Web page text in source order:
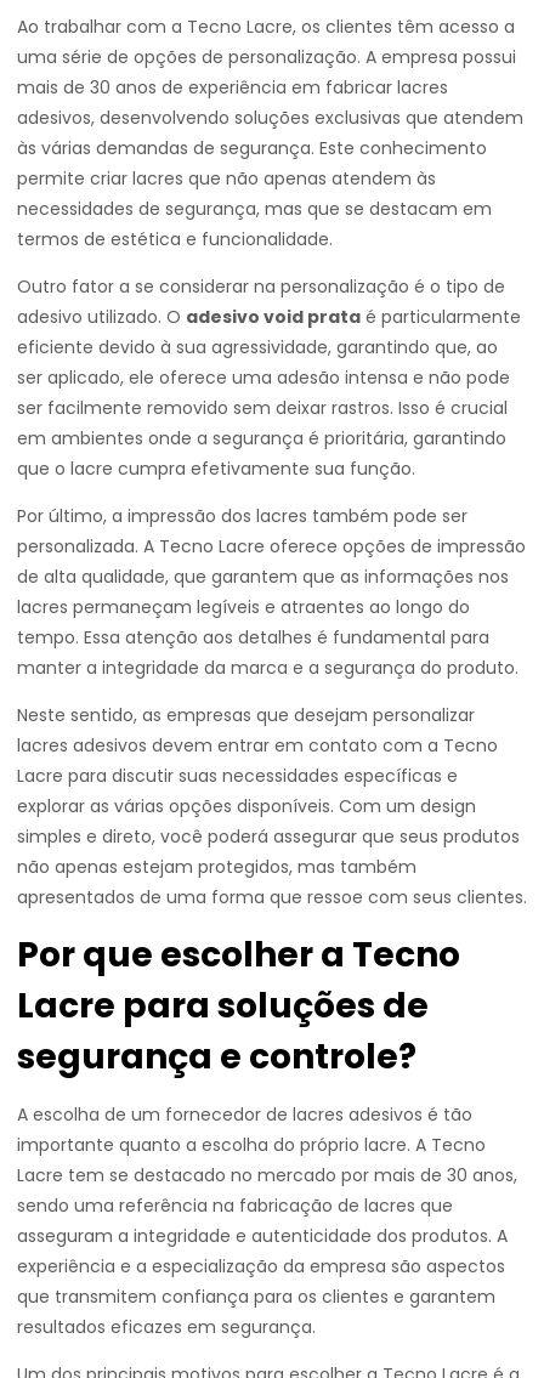
Ao trabalhar com a Tecno Lacre, os clientes têm acesso a
uma série de opções de personalização. A empresa possui
mais de 30 anos de experiência em fabricar lacres
adesivos, desenvolvendo soluções exclusivas que atendem
às várias demandas de segurança. Este conhecimento
permite criar lacres que não apenas atendem às
necessidades de segurança, mas que se destacam em
termos de estética e funcionalidade.
Outro fator a se considerar na personalização é o tipo de
adesivo utilizado. O adesivo void prata é particularmente
eficiente devido à sua agressividade, garantindo que, ao
ser aplicado, ele oferece uma adesão intensa e não pode
ser facilmente removido sem deixar rastros. Isso é crucial
em ambientes onde a segurança é prioritária, garantindo
que o lacre cumpra efetivamente sua função.
Por último, a impressão dos lacres também pode ser
personalizada. A Tecno Lacre oferece opções de impressão
de alta qualidade, que garantem que as informações nos
lacres permaneçam legíveis e atraentes ao longo do
tempo. Essa atenção aos detalhes é fundamental para
manter a integridade da marca e a segurança do produto.
Neste sentido, as empresas que desejam personalizar
lacres adesivos devem entrar em contato com a Tecno
Lacre para discutir suas necessidades específicas e
explorar as várias opções disponíveis. Com um design
simples e direto, você poderá assegurar que seus produtos
não apenas estejam protegidos, mas também
apresentados de uma forma que ressoe com seus clientes.
Por que escolher a Tecno
Lacre para soluções de
segurança e controle?
A escolha de um fornecedor de lacres adesivos é tão
importante quanto a escolha do próprio lacre. A Tecno
Lacre tem se destacado no mercado por mais de 30 anos,
sendo uma referência na fabricação de lacres que
asseguram a integridade e autenticidade dos produtos. A
experiência e a especialização da empresa são aspectos
que transmitem confiança para os clientes e garantem
resultados eficazes em segurança.